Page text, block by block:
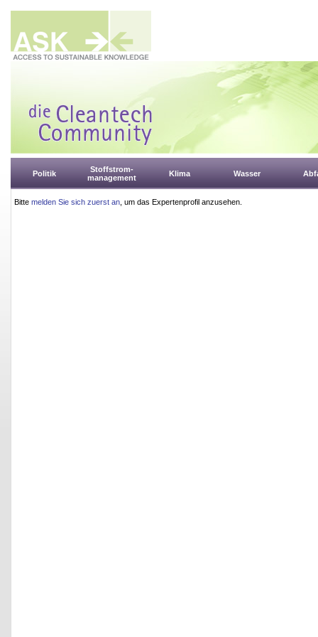
Politik
Stoffstrom-
management
Klima Wasser
Bitte melden Sie sich zuerst an , um das Expertenprofil anzusehen.